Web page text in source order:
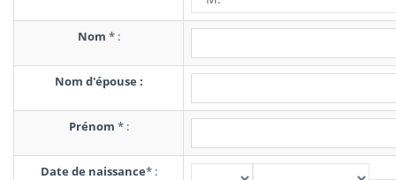
Nom *:
Nom d'épouse :
Prénom *:
Date de naissance*: